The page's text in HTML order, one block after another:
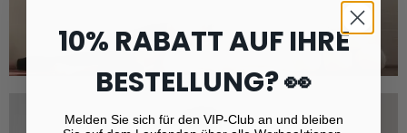
10% RABATT AUF IHRE
BESTELLUNG? 👀
Melden Sie sich für den VIP-Club an und bleiben